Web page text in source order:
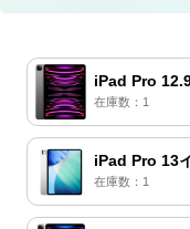
iPad Pro
在庫数：1
iPad Pro 13
在庫数：1